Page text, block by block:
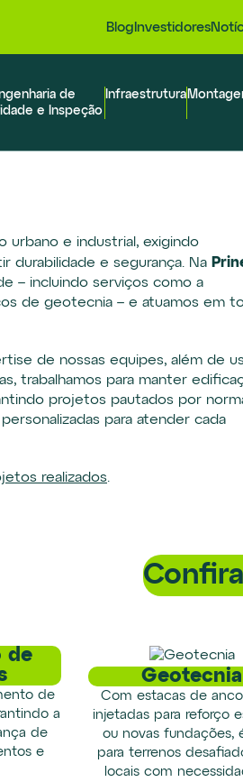
Blog Investidores
de
e Inspeção
Infraestrutura
urbano e industrial, exigindo
durabilidade e segurança. Na
– incluindo serviços como a
de geotecnia – e atuamos em
de nossas equipes, além de
trabalhamos para manter
projetos pautados por
para atender cada
realizados.
de
de
a
de
e
Geotecnia
Com estacas de
injetadas para reforço
ou novas fundações,
para terrenos
locais com